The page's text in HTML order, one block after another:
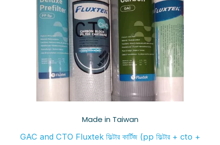
Made in Taiwan
GAC and CTO Fluxtek ফিল্টার কার্টিজ (pp ফিল্টার + cto +